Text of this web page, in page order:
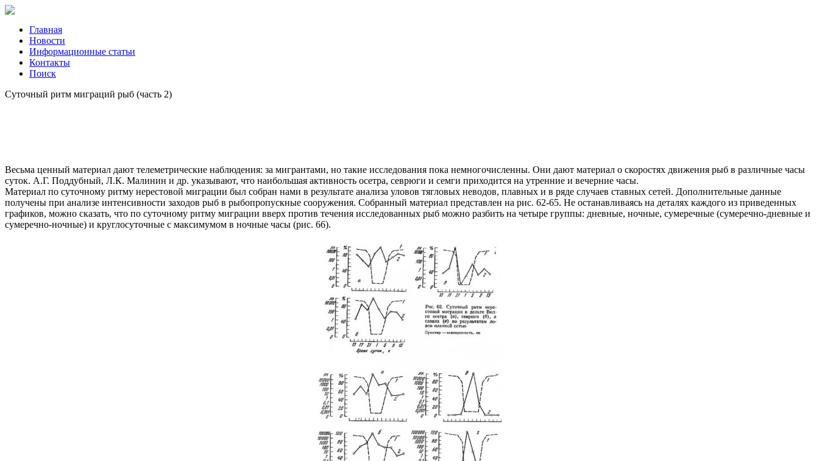
Главная
Новости
Информационные статьи
Контакты
Поиск
Суточный ритм миграций рыб (часть 2)
Весьма ценный материал дают телеметрические наблюдения: за мигрантами, но такие исследования пока немногочисленны. Они дают материал о скоростях движения рыб в различные часы
суток. А.Г. Поддубный, Л.К. Малинин и др. указывают, что наибольшая активность осетра, севрюги и семги приходится на утренние и вечерние часы.
Материал по суточному ритму нерестовой миграции был собран нами в результате анализа уловов тягловых неводов, плавных и в ряде случаев ставных сетей. Дополнительные данные
получены при анализе интенсивности заходов рыб в рыбопропускные сооружения. Собранный материал представлен на рис. 62-65. Не останавливаясь на деталях каждого из приведенных
графиков, можно сказать, что по суточному ритму миграции вверх против течения исследованных рыб можно разбить на четыре группы: дневные, ночные, сумеречные (сумеречно-дневные и
сумеречно-ночные) и круглосуточные с максимумом в ночные часы (рис. 66).